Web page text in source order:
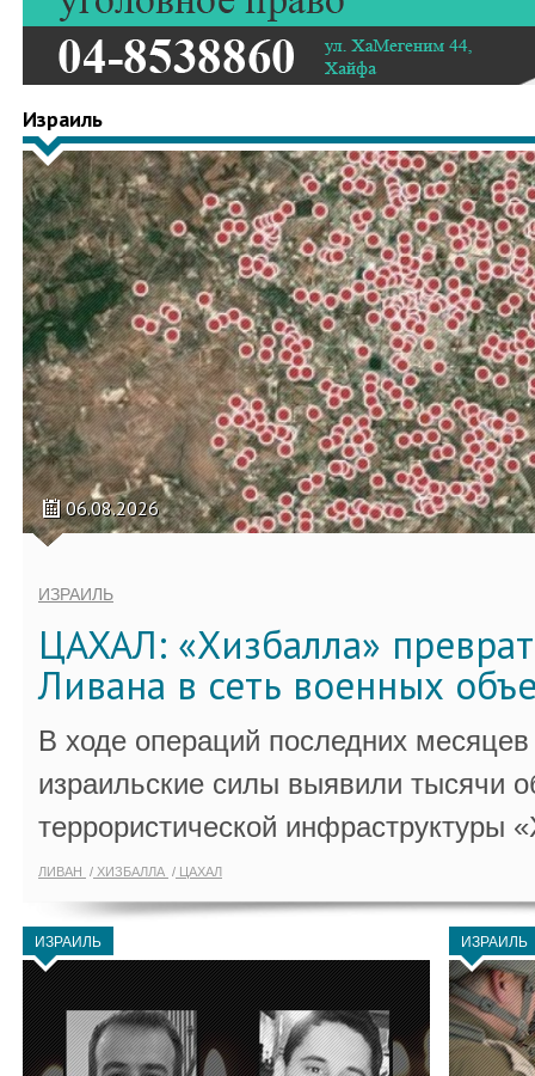
Израиль
06.08.2026
ИЗРАИЛЬ
ЦАХАЛ: «Хизбалла»
Ливана в сеть военных
В ходе операций последних
израильские силы выявили тысячи
террористической инфраструктуры
ЛИВАН ХИЗБАЛЛА ЦАХАЛ
ИЗРАИЛЬ ИЗРАИЛЬ